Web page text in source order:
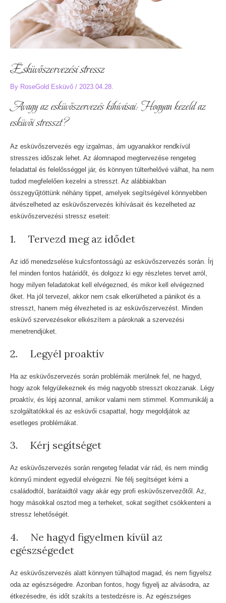
Esküvőszervezési stressz
By RoseGold Esküvő / 2023.04.28.
Avagy az esküvőszervezés kihívásai: Hogyan kezeld az
esküvői stresszt?
Az esküvőszervezés egy izgalmas, ám ugyanakkor rendkívül
stresszes időszak lehet. Az álomnapod megtervezése rengeteg
feladattal és felelősséggel jár, és könnyen túlterhelővé válhat, ha nem
tudod megfelelően kezelni a stresszt. Az alábbiakban
összegyűjtöttünk néhány tippet, amelyek segítségével könnyebben
átvészelheted az esküvőszervezés kihívásait és kezelheted az
esküvőszervezési stressz eseteit:
1. Tervezd meg az idődet
Az idő menedzselése kulcsfontosságú az esküvőszervezés során. Írj
fel minden fontos határidőt, és dolgozz ki egy részletes tervet arról,
hogy milyen feladatokat kell elvégezned, és mikor kell elvégezned
őket. Ha jól tervezel, akkor nem csak elkerülheted a pánikot és a
stresszt, hanem még élvezheted is az esküvőszervezést. Minden
esküvő szervezésekor elkészítem a pároknak a szervezési
menetrendjüket.
2. Legyél proaktív
Ha az esküvőszervezés során problémák merülnek fel, ne hagyd,
hogy azok felgyülekeznek és még nagyobb stresszt okozzanak. Légy
proaktív, és lépj azonnal, amikor valami nem stimmel. Kommunikálj a
szolgáltatókkal és az esküvői csapattal, hogy megoldjátok az
esetleges problémákat.
3. Kérj segítséget
Az esküvőszervezés során rengeteg feladat vár rád, és nem mindig
könnyű mindent egyedül elvégezni. Ne félj segítséget kérni a
családodtól, barátaidtól vagy akár egy profi esküvőszervezőtől. Az,
hogy másokkal osztod meg a terheket, sokat segíthet csökkenteni a
stressz lehetőségét.
4. Ne hagyd figyelmen kívül az
egészségedet
Az esküvőszervezés alatt könnyen túlhajtod magad, és nem figyelsz
oda az egészségedre. Azonban fontos, hogy figyelj az alvásodra, az
étkezésedre, és időt szakíts a testedzésre is. Az egészséges